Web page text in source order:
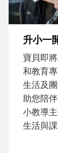
著孩子
體遊戲
決問題
同的模
歷程。